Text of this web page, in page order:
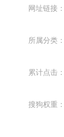
网址链接：
所属分类：
累计点击：
搜狗权重：